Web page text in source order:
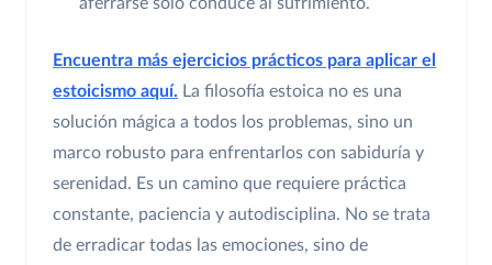
Encuentra más ejercicios prácticos para aplicar el
estoicismo aquí. La filosofía estoica no es una
solución mágica a todos los problemas, sino un
marco robusto para enfrentarlos con sabiduría y
serenidad. Es un camino que requiere práctica
constante, paciencia y autodisciplina. No se trata
de erradicar todas las emociones, sino de